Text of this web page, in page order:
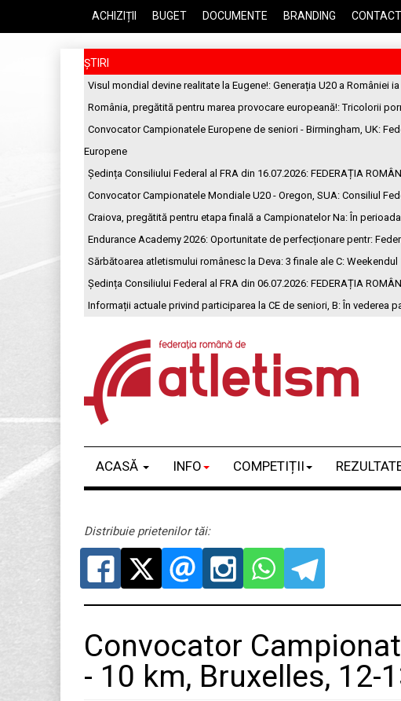
ACHIZIȚII BUGET DOCUMENTE BRANDING CONTACT
ȘTIRI
Visul mondial devine realitate la Eugene!: Generația U20 a României
România, pregătită pentru marea provocare europeană!: Tricolorii
Convocator Campionatele Europene de seniori - Birmingham, UK:
Europene
Ședința Consiliului Federal al FRA din 16.07.2026: FEDERAȚIA
Convocator Campionatele Mondiale U20 - Oregon, SUA: Consiliul
Craiova, pregătită pentru etapa finală a Campionatelor Na: În
Endurance Academy 2026: Oportunitate de perfecționare pentr:
Sărbătoarea atletismului românesc la Deva: 3 finale ale C:
Ședința Consiliului Federal al FRA din 06.07.2026: FEDERAȚIA
Informații actuale privind participarea la CE de seniori, B: În vederea
ACASĂ INFO COMPETIȚII
Distribuie prietenilor tăi:
Convocator
- 10 km, Bruxelles, 12-